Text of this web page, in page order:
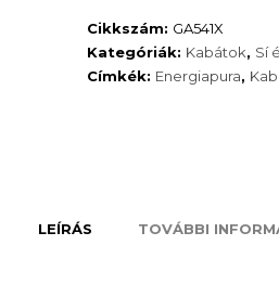
000 Ft.
Cikkszám: GA541X
Kategóriák: Kabátok, Sí
Címkék: Energiapura,
LEÍRÁS TOVÁBBI